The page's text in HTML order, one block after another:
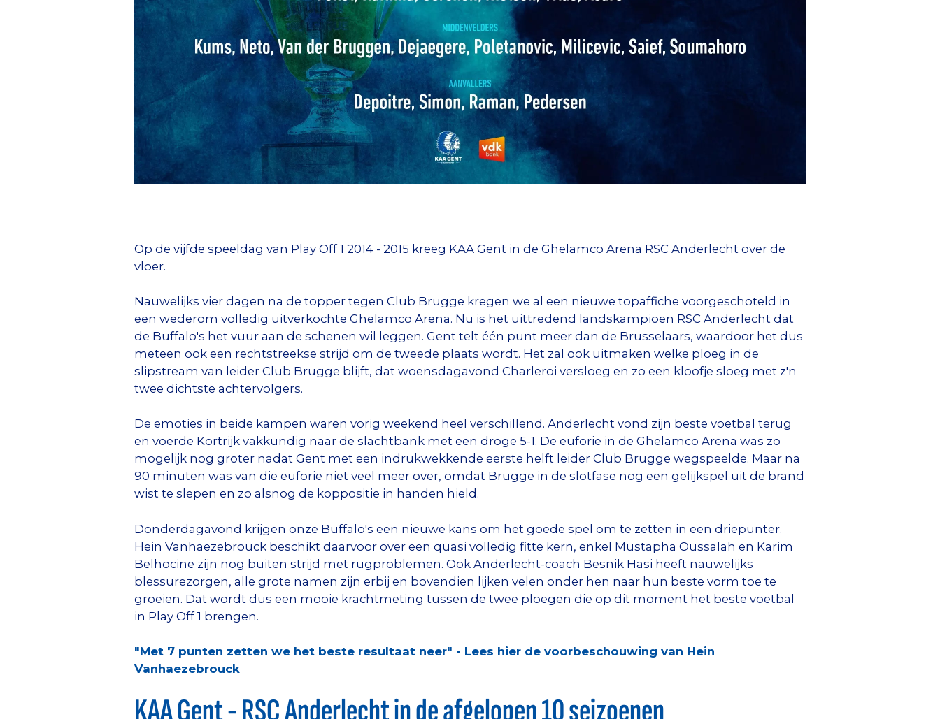
Op de vijfde speeldag van Play Off 1 2014 - 2015 kreeg KAA Gent in de Ghelamco Arena RSC Anderlecht over de
vloer.
Nauwelijks vier dagen na de topper tegen Club Brugge kregen we al een nieuwe topaffiche voorgeschoteld in
een wederom volledig uitverkochte Ghelamco Arena. Nu is het uittredend landskampioen RSC Anderlecht dat
de Buffalo's het vuur aan de schenen wil leggen. Gent telt één punt meer dan de Brusselaars, waardoor het dus
meteen ook een rechtstreekse strijd om de tweede plaats wordt. Het zal ook uitmaken welke ploeg in de
slipstream van leider Club Brugge blijft, dat woensdagavond Charleroi versloeg en zo een kloofje sloeg met z'n
twee dichtste achtervolgers.
De emoties in beide kampen waren vorig weekend heel verschillend. Anderlecht vond zijn beste voetbal terug
en voerde Kortrijk vakkundig naar de slachtbank met een droge 5-1. De euforie in de Ghelamco Arena was zo
mogelijk nog groter nadat Gent met een indrukwekkende eerste helft leider Club Brugge wegspeelde. Maar na
90 minuten was van die euforie niet veel meer over, omdat Brugge in de slotfase nog een gelijkspel uit de brand
wist te slepen en zo alsnog de koppositie in handen hield.
Donderdagavond krijgen onze Buffalo's een nieuwe kans om het goede spel om te zetten in een driepunter.
Hein Vanhaezebrouck beschikt daarvoor over een quasi volledig fitte kern, enkel Mustapha Oussalah en Karim
Belhocine zijn nog buiten strijd met rugproblemen. Ook Anderlecht-coach Besnik Hasi heeft nauwelijks
blessurezorgen, alle grote namen zijn erbij en bovendien lijken velen onder hen naar hun beste vorm toe te
groeien. Dat wordt dus een mooie krachtmeting tussen de twee ploegen die op dit moment het beste voetbal
in Play Off 1 brengen.
"Met 7 punten zetten we het beste resultaat neer" - Lees hier de voorbeschouwing van Hein
Vanhaezebrouck